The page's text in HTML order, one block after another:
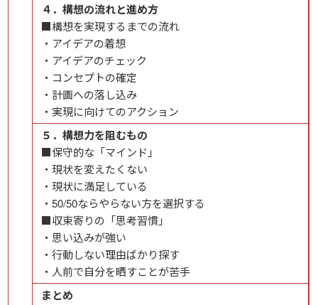
４．構想の流れと進め方
■構想を実現するまでの流れ
・アイデアの着想
・アイデアのチェック
・コンセプトの確定
・計画への落し込み
・実現に向けてのアクション
５．構想力を阻むもの
■保守的な「マインド」
・現状を変えたくない
・現状に満足している
・50/50ならやらない方を選択する
■収束寄りの「思考習慣」
・思い込みが強い
・行動しない理由ばかり探す
・人前で自分を晒すことが苦手
まとめ